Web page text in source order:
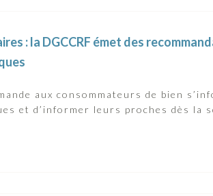
: la DGCCRF émet des
aux consommateurs de bien
et d’informer leurs proches dès la